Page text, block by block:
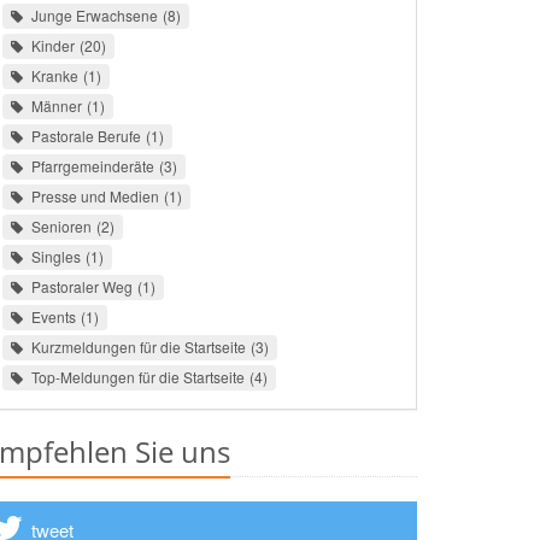
Junge Erwachsene 8
Kinder 20
Kranke 1
Männer 1
Pastorale Berufe 1
Pfarrgemeinderäte 3
Presse und Medien 1
Senioren 2
Singles 1
Pastoraler Weg 1
Events 1
Kurzmeldungen für die Startseite 3
Top-Meldungen für die Startseite 4
Sie uns
tweet